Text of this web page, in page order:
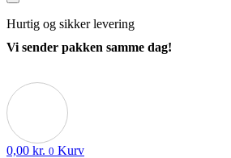
Hurtig og sikker levering
Vi sender pakken samme dag!
0,00 kr. 0 Kurv